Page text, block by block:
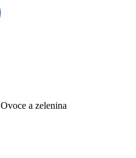
Ovoce a zelenina